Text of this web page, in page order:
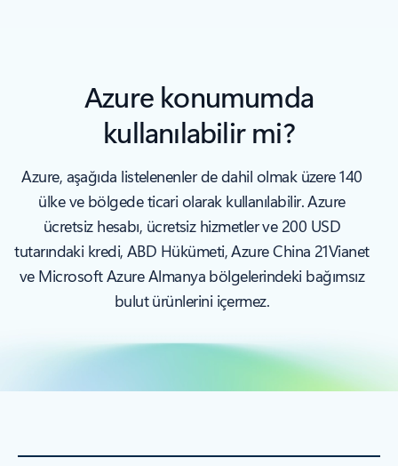
Azure konumumda
kullanılabilir mi?
Azure, aşağıda listelenenler de dahil olmak üzere 140
ülke ve bölgede ticari olarak kullanılabilir. Azure
ücretsiz hesabı, ücretsiz hizmetler ve 200 USD
tutarındaki kredi, ABD Hükümeti, Azure China 21Vianet
ve Microsoft Azure Almanya bölgelerindeki bağımsız
bulut ürünlerini içermez.